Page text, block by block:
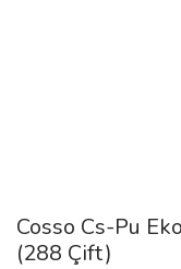
Cosso Cs-Pu
(288 Çift)